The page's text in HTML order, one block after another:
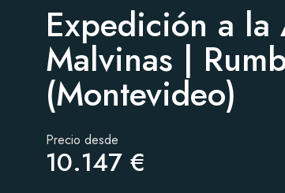
Expedición a
Malvinas |
(Montevideo)
Precio desde
10.147 €